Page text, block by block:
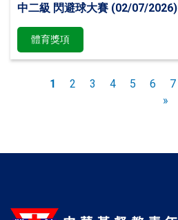
中二級 閃避球大賽 (02/07/2026)
體育獎項
Pagination
目
1
頁
2
頁
3
頁
4
頁
5
頁
6
頁
7
»